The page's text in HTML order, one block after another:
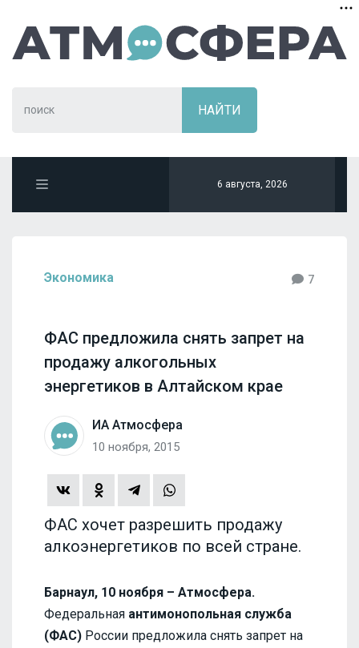
6 августа, 2026
Экономика 7
ФАС предложила снять запрет на
продажу алкогольных
энергетиков в Алтайском крае
ИА Атмосфера
10 ноября, 2015
ФАС хочет разрешить продажу
алкоэнергетиков по всей стране.
Барнаул, 10 ноября – Атмосфера.
Федеральная антимонопольная служба
(ФАС) России предложила снять запрет на